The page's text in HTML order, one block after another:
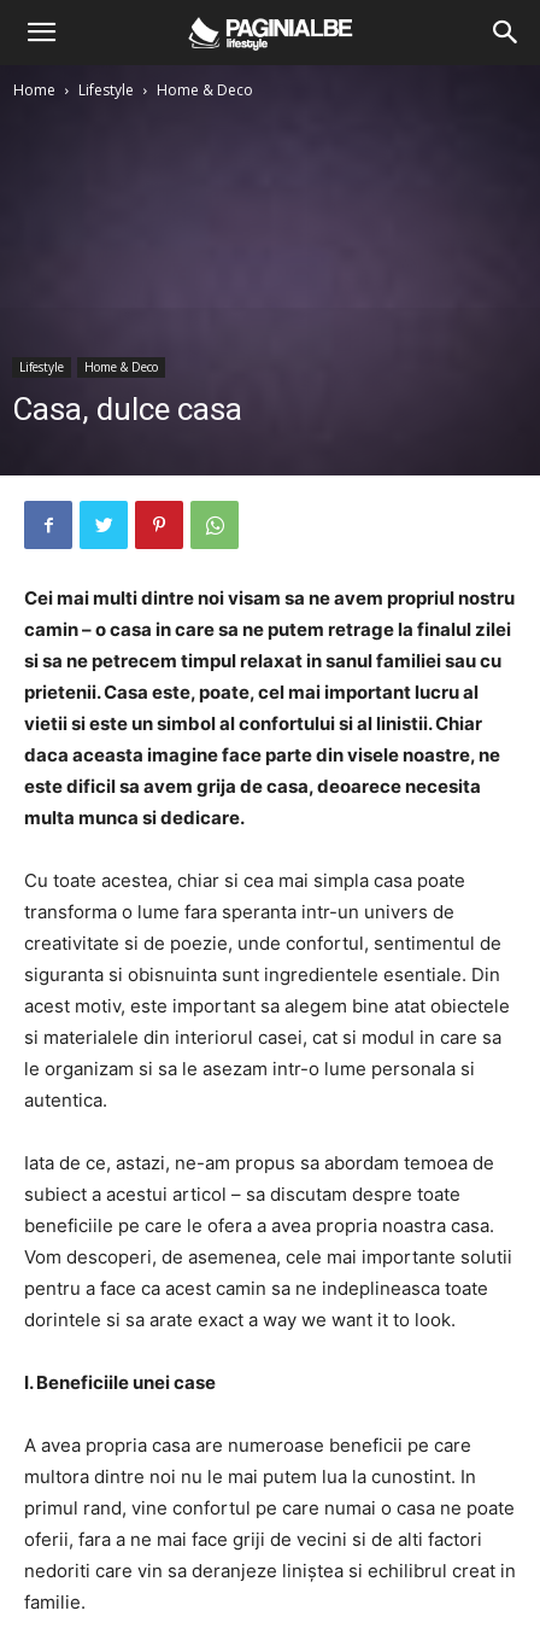
Home Lifestyle Home & Deco
Lifestyle Home & Deco
Casa, dulce casa
Cei mai multi dintre noi visam sa ne avem propriul nostru
camin – o casa in care sa ne putem retrage la finalul zilei
si sa ne petrecem timpul relaxat in sanul familiei sau cu
prietenii. Casa este, poate, cel mai important lucru al
vietii si este un simbol al confortului si al linistii. Chiar
daca aceasta imagine face parte din visele noastre, ne
este dificil sa avem grija de casa, deoarece necesita
multa munca si dedicare.
Cu toate acestea, chiar si cea mai simpla casa poate
transforma o lume fara speranta intr-un univers de
creativitate si de poezie, unde confortul, sentimentul de
siguranta si obisnuinta sunt ingredientele esentiale. Din
acest motiv, este important sa alegem bine atat obiectele
si materialele din interiorul casei, cat si modul in care sa
le organizam si sa le asezam intr-o lume personala si
autentica.
Iata de ce, astazi, ne-am propus sa abordam temoea de
subiect a acestui articol – sa discutam despre toate
beneficiile pe care le ofera a avea propria noastra casa.
Vom descoperi, de asemenea, cele mai importante solutii
pentru a face ca acest camin sa ne indeplineasca toate
dorintele si sa arate exact a way we want it to look.
I. Beneficiile unei case
A avea propria casa are numeroase beneficii pe care
multora dintre noi nu le mai putem lua la cunostint. In
primul rand, vine confortul pe care numai o casa ne poate
oferii, fara a ne mai face griji de vecini si de alti factori
nedoriti care vin sa deranjeze liniștea si echilibrul creat in
familie.